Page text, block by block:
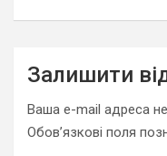
Залишити
Ваша e-mail адреса
Обов’язкові поля